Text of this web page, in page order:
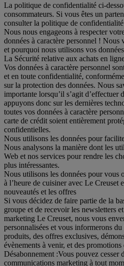
La politique de confidentialité ci-
consommateurs. Si vous êtes un
consulter la politique de
Nous nous engageons à respecter
données à caractère personnel !
et pourquoi nous utilisons vos
La Sécurité relative aux achats en
Vos données à caractère personnel
et en toute confidentialité,
sur la protection des données. Nous
importante lorsqu’il s’agit d’effectuer
appuyons donc sur les dernières
toutes vos données à caractère
carte de crédit soient entièrement
confidentielles.
Nous utilisons les données pour
Nous analysons la manière dont les
Web et nos services pour rendre les
plus intéressantes.
Nous utilisons les données pour vous
à l’heure de cuisiner avec Le Creuset
nouveautés et les offres
Si vous décidez de faire partie de la
groupe et de recevoir les newsletters
marketing Le Creuset, nous vous
personnalisées et vous informerons
produits, des offres exclusives,
évènements à venir, et des
Désabonnement :Vous pouvez cesser
communications marketing à tout